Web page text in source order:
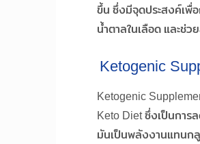
ขึ้น ซึ่งมีจุดประสงค์เพื่
น้ำตาลในเลือด และช่
Ketogenic
Ketogenic
Keto Diet ซึ่งเป็นการล
มันเป็นพลังงานแทนก